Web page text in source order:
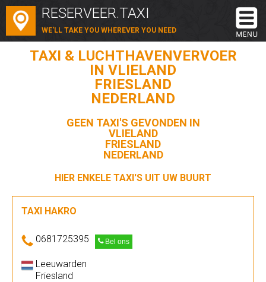
RESERVEER.TAXI
WE'LL TAKE YOU WHEREVER YOU NEED
TAXI & LUCHTHAVENVERVOER
IN VLIELAND
FRIESLAND
NEDERLAND
GEEN TAXI'S GEVONDEN IN
VLIELAND
FRIESLAND
NEDERLAND
HIER ENKELE TAXI'S UIT UW BUURT
TAXI HAKRO
0681725395 Bel ons
Leeuwarden
Friesland